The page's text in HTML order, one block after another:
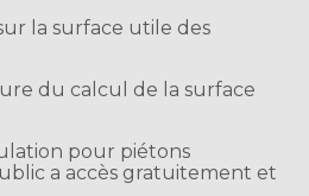
la surface utile des
du calcul de la surface
pour piétons
a accès gratuitement et